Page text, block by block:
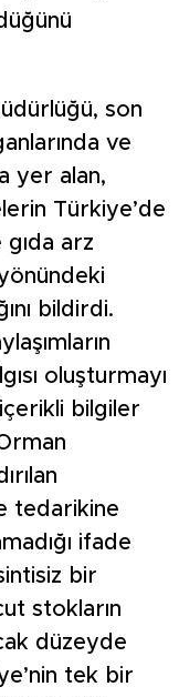
son
ve
yer alan,
Türkiye’de
arz
bildirdi.
oluşturmayı
bilgiler
tedarikine
ifade
bir
stokların
düzeyde
tek bir